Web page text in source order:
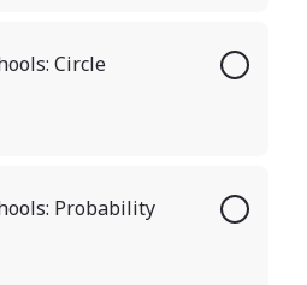
Circle
Probability